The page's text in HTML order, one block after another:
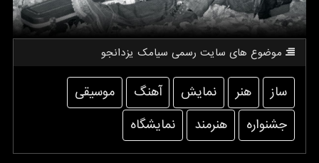
موضوع های سایت رسمی سیامك یزدانجو
ساز هنر نمایش آهنگ
موسیقی
جشنواره
هنرمند نمایشگاه